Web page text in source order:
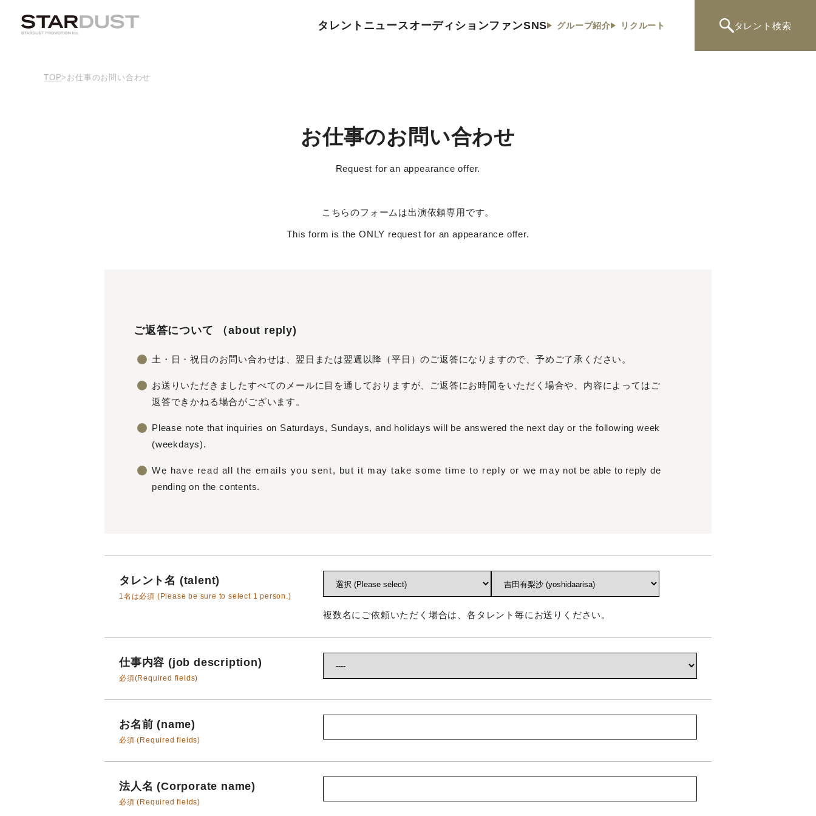
タレント ニュースオーディションファンSNS グループ紹介 リクルート タレント 検索
TOP> お仕事のお問い合わせ
お仕事のお問い合わせ
Request for an appearance offer.
こちらのフォームは出演依頼専用です。
This form is the ONLY request for an appearance offer.
ご返答について （about reply)
土・日・祝日のお問い合わせは、翌日または翌週以降（平日）のご返答になりますので、予めご了承ください。
お送りいただきましたすべてのメールに目を通しておりますが、ご返答にお時間をいただく場合や、内容によってはご
返答できかねる場合がございます。
Please note that inquiries on Saturdays, Sundays, and holidays will be answered the next day or the following week
(weekdays).
We have read all the emails you sent, but it may take some time to reply or we may not be able to reply de
pending on the contents.
タレント名 (talent)
1名は必須 (Please be sure to select 1 person.)
複数名にご依頼いただく場合は、各タレント毎にお送りください。
仕事内容 (job description)
必須(Required fields)
お名前 (name)
必須 (Required fields)
法人名 (Corporate name)
必須 (Required fields)